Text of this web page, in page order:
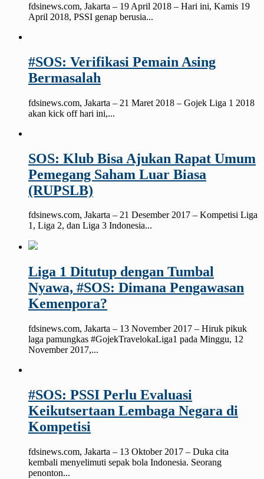
fdsinews.com, Jakarta – 19 April 2018 – Hari ini, Kamis 19
April 2018, PSSI genap berusia...
#SOS: Verifikasi Pemain Asing
Bermasalah
fdsinews.com, Jakarta – 21 Maret 2018 – Gojek Liga 1 2018
akan kick off hari ini,...
SOS: Klub Bisa Ajukan Rapat Umum
Pemegang Saham Luar Biasa
(RUPSLB)
fdsinews.com, Jakarta – 21 Desember 2017 – Kompetisi Liga
1, Liga 2, dan Liga 3 Indonesia...
Liga 1 Ditutup dengan Tumbal
Nyawa, #SOS: Dimana Pengawasan
Kemenpora?
fdsinews.com, Jakarta – 13 November 2017 – Hiruk pikuk
laga pamungkas #GojekTravelokaLiga1 pada Minggu, 12
November 2017,...
#SOS: PSSI Perlu Evaluasi
Keikutsertaan Lembaga Negara di
Kompetisi
fdsinews.com, Jakarta – 13 Oktober 2017 – Duka cita
kembali menyelimuti sepak bola Indonesia. Seorang
penonton...